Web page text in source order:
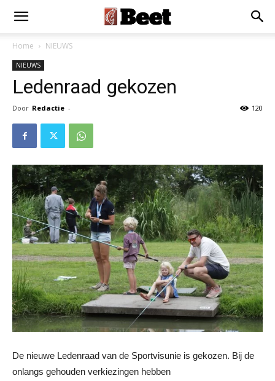
Home NIEUWS
NIEUWS
Ledenraad gekozen
Door Redactie - 120
De nieuwe Ledenraad van de Sportvisunie is gekozen. Bij de
onlangs gehouden verkiezingen hebben